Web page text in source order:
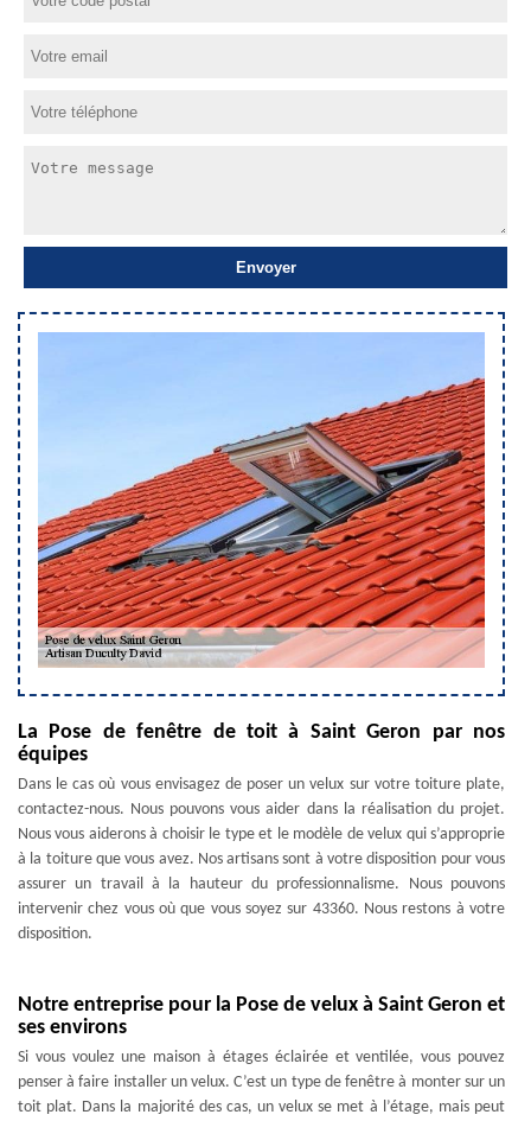
La Pose de fenêtre de toit à Saint Geron par nos
équipes
Dans le cas où vous envisagez de poser un velux sur votre toiture plate,
contactez-nous. Nous pouvons vous aider dans la réalisation du projet.
Nous vous aiderons à choisir le type et le modèle de velux qui s’approprie
à la toiture que vous avez. Nos artisans sont à votre disposition pour vous
assurer un travail à la hauteur du professionnalisme. Nous pouvons
intervenir chez vous où que vous soyez sur 43360. Nous restons à votre
disposition.
Notre entreprise pour la Pose de velux à Saint Geron et
ses environs
Si vous voulez une maison à étages éclairée et ventilée, vous pouvez
penser à faire installer un velux. C’est un type de fenêtre à monter sur un
toit plat. Dans la majorité des cas, un velux se met à l’étage, mais peut